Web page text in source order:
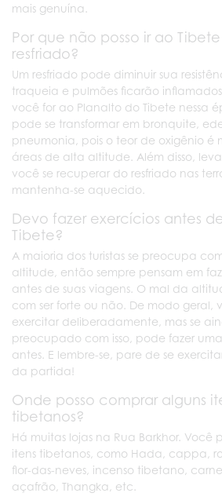
mais genuína.
Por que não posso ir ao
resfriado?
Um resfriado pode diminuir sua
traqueia e pulmões ficarão
você for ao Planalto do Tibete nessa
pode se transformar em bronquite,
pneumonia, pois o teor de oxigênio é
áreas de alta altitude. Além disso,
você se recuperar do resfriado nas
mantenha-se aquecido.
Devo fazer exercícios antes
Tibete?
A maioria dos turistas se preocupa
altitude, então sempre pensam em
antes de suas viagens. O mal da
com ser forte ou não. De modo geral,
exercitar deliberadamente, mas se
preocupado com isso, pode fazer
antes. E lembre-se, pare de se
da partida!
Onde posso comprar alguns
tibetanos?
Há muitas lojas na Rua Barkhor. Você
itens tibetanos, como Hada, cappa,
flor-das-neves, incenso tibetano,
açafrão, Thangka, etc.